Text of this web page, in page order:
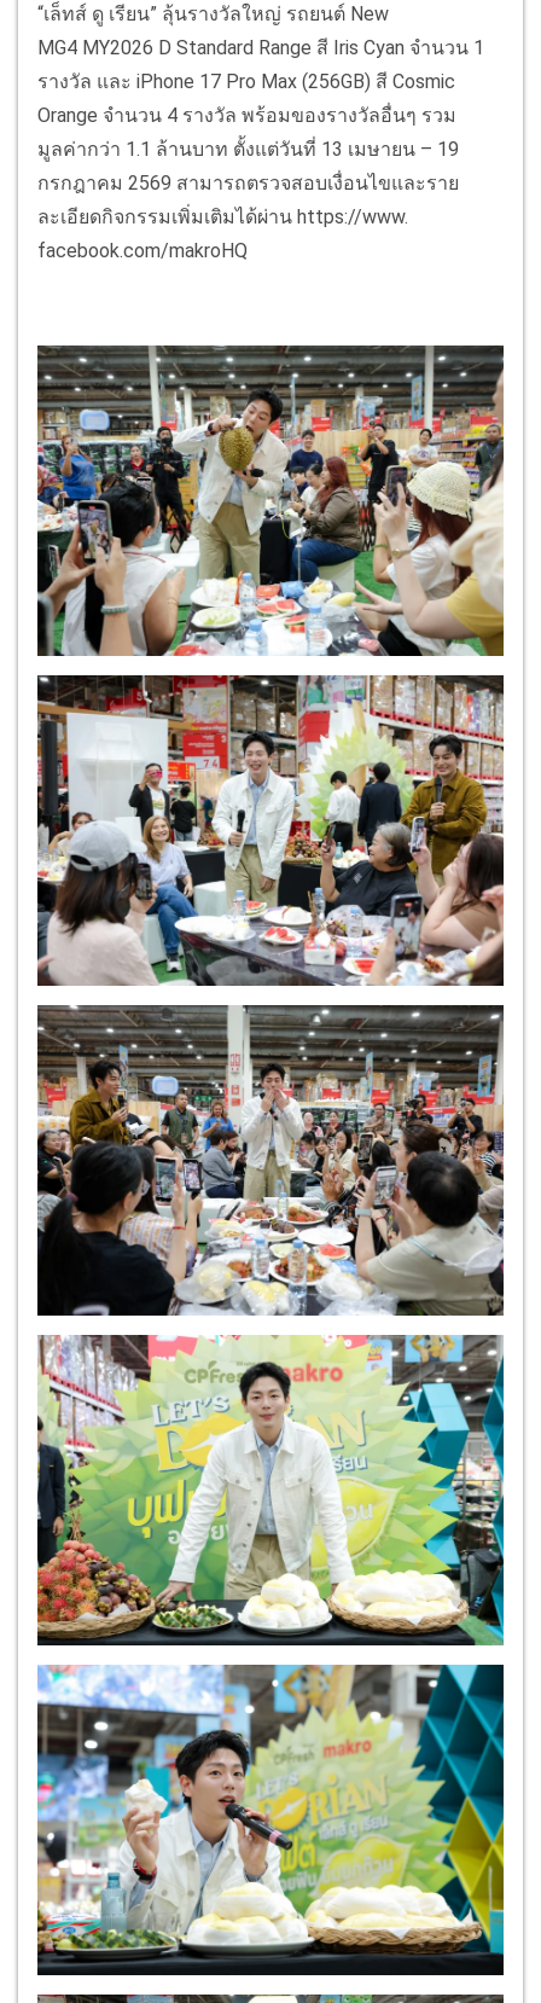
“เล็ทส์ ดู เรียน” ลุ้นรางวัลใหญ่ รถยนต์ New
MG4 MY2026 D Standard Range สี Iris Cyan จำนวน 1
รางวัล และ iPhone 17 Pro Max (256GB) สี Cosmic
Orange จำนวน 4 รางวัล พร้อมของรางวัลอื่นๆ รวม
มูลค่ากว่า 1.1 ล้านบาท ตั้งแต่วันที่ 13 เมษายน – 19
กรกฎาคม 2569 สามารถตรวจสอบเงื่อนไขและราย
ละเอียดกิจกรรมเพิ่มเติมได้ผ่าน https://www.
facebook.com/makroHQ